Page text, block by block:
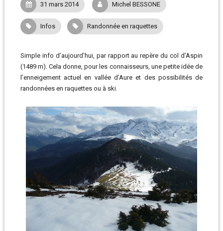
31 mars 2014 Michel BESSONE
Infos Randonnée en raquettes
Simple info d’aujourd’hui, par rapport au repère du col d’Aspin
(1489 m). Cela donne, pour les connaisseurs, une petite idée de
l’enneigement actuel en vallée d’Aure et des possibilités de
randonnées en raquettes ou à ski.